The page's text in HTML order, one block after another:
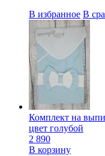
В избранное В
Комплект на
цвет голубой
2 890
В корзину